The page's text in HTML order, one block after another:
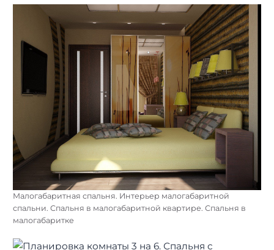
Малогабаритная спальня. Интерьер малогабаритной
спальни. Спальня в малогабаритной квартире. Спальня в
малогабаритке